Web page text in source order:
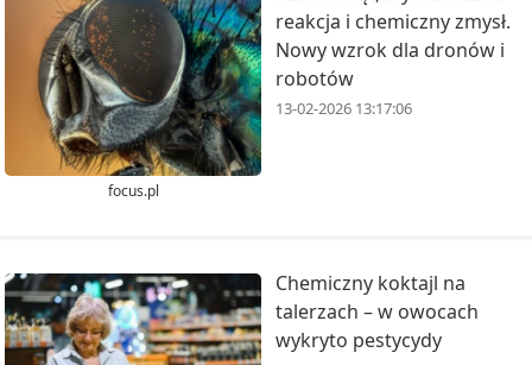
focus.pl
reakcja i chemiczny zmysł.
Nowy wzrok dla dronów i
robotów
13-02-2026 13:17:06
Chemiczny koktajl na
talerzach – w owocach
wykryto pestycydy